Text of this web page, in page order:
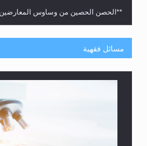
رأيٌ في لغة المسيح الموعود عليه السلام..
مسائل فقهية